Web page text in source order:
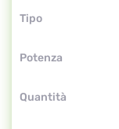
Tipo
Potenza
Quantità